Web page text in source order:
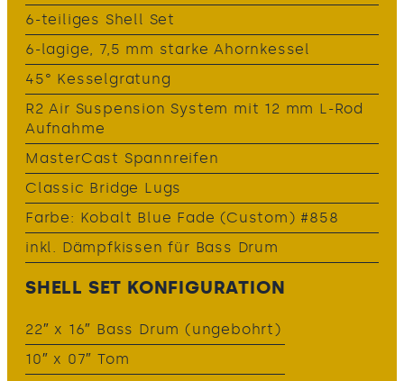
6-teiliges Shell Set
6-lagige, 7,5 mm starke Ahornkessel
45° Kesselgratung
R2 Air Suspension System mit 12 mm L-Rod
Aufnahme
MasterCast Spannreifen
Classic Bridge Lugs
Farbe: Kobalt Blue Fade (Custom) #858
inkl. Dämpfkissen für Bass Drum
SHELL SET KONFIGURATION
22″ x 16″ Bass Drum (ungebohrt)
10″ x 07″ Tom